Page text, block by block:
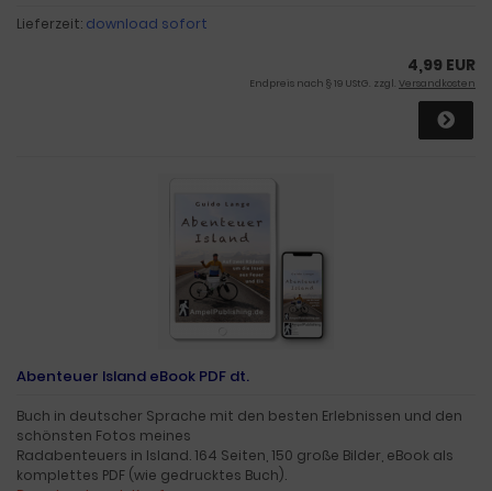
Lieferzeit: download sofort
4,99 EUR
Endpreis nach § 19 UStG. zzgl. Versandkosten
Abenteuer Island eBook PDF dt.
Buch in deutscher Sprache mit den besten Erlebnissen und den
schönsten Fotos meines
Radabenteuers in Island. 164 Seiten, 150 große Bilder, eBook als
komplettes PDF (wie gedrucktes Buch).